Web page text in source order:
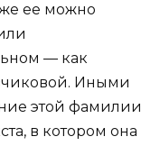
ее можно
— как
Иными
этой фамилии
в котором она